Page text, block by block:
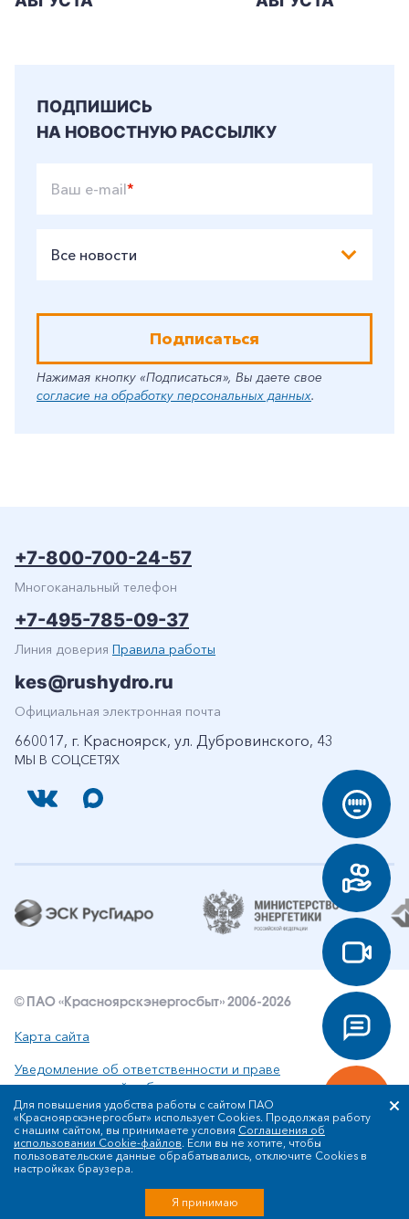
ПОДПИШИСЬ
НА НОВОСТНУЮ РАССЫЛКУ
Ваш e-mail*
Все новости
Подписаться
Нажимая кнопку «Подписаться», Вы даете свое
согласие на обработку персональных данных.
МЫ В СОЦСЕТЯХ
+7-800-700-24-57
Многоканальный телефон
+7-495-785-09-37
Линия доверия Правила работы
kes@rushydro.ru
Официальная электронная почта
660017, г. Красноярск, ул. Дубровинского, 43
© ПАО «Красноярскэнергосбыт» 2006-2026
Карта сайта
Уведомление об ответственности и праве
интеллектуальной собственности
Политика ПАО «Красноярскэнергосбыт» в отношении
обработки персональных данных
Для повышения удобства работы с сайтом ПАО
«Красноярскэнергосбыт» использует Cookies. Продолжая работу
с нашим сайтом, вы принимаете условия Соглашения об
использовании Cookie-файлов. Если вы не хотите, чтобы
пользовательские данные обрабатывались, отключите Cookies в
настройках браузера.
Я принимаю